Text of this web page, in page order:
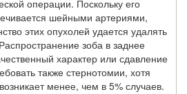
опе­рации. Поскольку его
шейными артериями,
этих опухолей удается удалять
зоба в заднее
характер или сдавление
также стернотомии, хотя
менее, чем в 5% случаев.